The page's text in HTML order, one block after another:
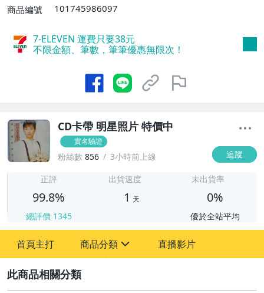
商品編號
101745986097
7-ELEVEN 運費只要38元
不限金額、筆數，筆筆優惠無限次！
CD卡帶 明星照片 特價中
實名驗證
粉絲數 856 3小時前上線 追蹤
正評
99.8%
總評價 1345
出貨速度
1 天
未出貨率
0%
優於全站平均
首頁主打 商品分類
圖書/影音/文具
直播影片